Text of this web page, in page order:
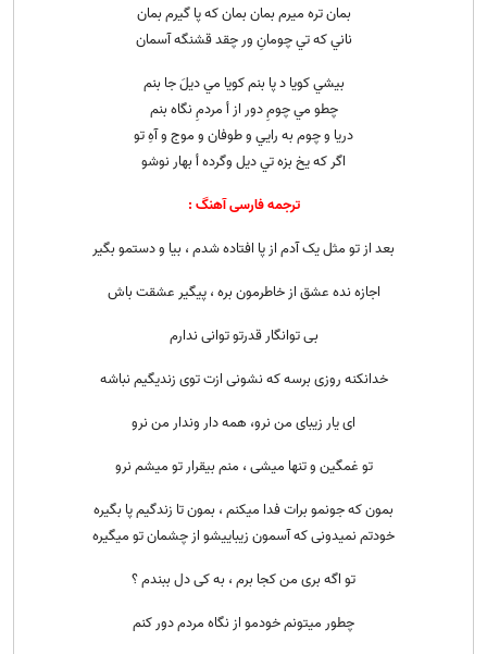
بمان تره ميرم بمان بمان كه پا گيرم بمان
ناني كه تي چومانِ ور چقد قشنگه آسمان
بيشي كويا د پا بنم كويا مي ديلَ جا بنم
چطو مي چومِ دور از أ مردمِ نگاه بنم
دريا و چوم به رايي و طوفان و موج و آهِ تو
اگر كه يخ بزه تي ديل وگرده أ بهار نوشو
ترجمه فارسی آهنگ :
بعد از تو مثل یک آدم از پا افتاده شدم ، بیا و دستمو بگیر
اجازه نده عشق از خاطرمون بره ، پیگیر عشقت باش
بی توانگار قدرتو توانی ندارم
خدانکنه روزی برسه که نشونی ازت توی زندیگیم نباشه
ای یار زیبای من نرو، همه دار وندار من نرو
تو غمگین و تنها میشی ، منم بیقرار تو میشم نرو
بمون که جونمو برات فدا میکنم ، بمون تا زندگیم پا بگیره
خودتم نمیدونی که آسمون زیباییشو از چشمان تو میگیره
تو اگه بری من کجا برم ، به کی دل ببندم ؟
چطور میتونم خودمو از نگاه مردم دور کنم